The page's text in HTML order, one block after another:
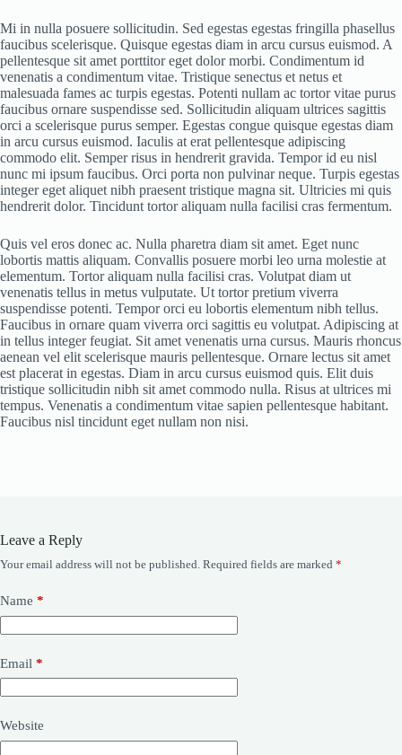
Mi in nulla posuere sollicitudin. Sed egestas egestas fringilla phasellus
faucibus scelerisque. Quisque egestas diam in arcu cursus euismod. A
pellentesque sit amet porttitor eget dolor morbi. Condimentum id
venenatis a condimentum vitae. Tristique senectus et netus et
malesuada fames ac turpis egestas. Potenti nullam ac tortor vitae purus
faucibus ornare suspendisse sed. Sollicitudin aliquam ultrices sagittis
orci a scelerisque purus semper. Egestas congue quisque egestas diam
in arcu cursus euismod. Iaculis at erat pellentesque adipiscing
commodo elit. Semper risus in hendrerit gravida. Tempor id eu nisl
nunc mi ipsum faucibus. Orci porta non pulvinar neque. Turpis egestas
integer eget aliquet nibh praesent tristique magna sit. Ultricies mi quis
hendrerit dolor. Tincidunt tortor aliquam nulla facilisi cras fermentum.
Quis vel eros donec ac. Nulla pharetra diam sit amet. Eget nunc
lobortis mattis aliquam. Convallis posuere morbi leo urna molestie at
elementum. Tortor aliquam nulla facilisi cras. Volutpat diam ut
venenatis tellus in metus vulputate. Ut tortor pretium viverra
suspendisse potenti. Tempor orci eu lobortis elementum nibh tellus.
Faucibus in ornare quam viverra orci sagittis eu volutpat. Adipiscing at
in tellus integer feugiat. Sit amet venenatis urna cursus. Mauris rhoncus
aenean vel elit scelerisque mauris pellentesque. Ornare lectus sit amet
est placerat in egestas. Diam in arcu cursus euismod quis. Elit duis
tristique sollicitudin nibh sit amet commodo nulla. Risus at ultrices mi
tempus. Venenatis a condimentum vitae sapien pellentesque habitant.
Faucibus nisl tincidunt eget nullam non nisi.
Leave a Reply
Your email address will not be published. Required fields are marked *
Name *
Email *
Website
A
t
e
r
a
t
i
e
: